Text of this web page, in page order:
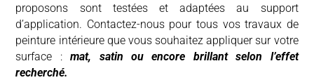
proposons sont testées et adaptées au support
d’application. Contactez-nous pour tous vos travaux de
peinture intérieure que vous souhaitez appliquer sur votre
surface :mat, satin ou encore brillant selon l’effet
recherché.